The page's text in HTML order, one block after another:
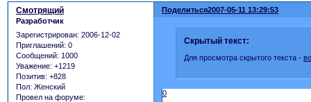
Поделиться2007-05-11 13:29:53
Смотрящий
Разработчик
Зарегистрирован: 2006-12-02
Приглашений: 0
Сообщений: 1000
Уважение: +1219
Позитив: +828
Пол: Женский
Провел на форуме:
Скрытый текст:
Для просмотра скрытого текста -
0